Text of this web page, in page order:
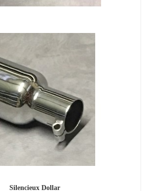
Silencieux Dollar